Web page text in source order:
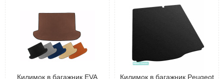
Килимок в багажник EVA
Килимок в багажник Peugeot